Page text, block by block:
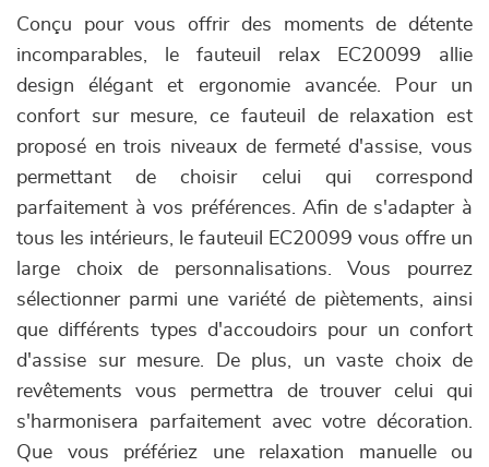
Conçu pour vous offrir des moments de détente
incomparables, le fauteuil relax EC20099 allie
design élégant et ergonomie avancée. Pour un
confort sur mesure, ce fauteuil de relaxation est
proposé en trois niveaux de fermeté d'assise, vous
permettant de choisir celui qui correspond
parfaitement à vos préférences. Afin de s'adapter à
tous les intérieurs, le fauteuil EC20099 vous offre un
large choix de personnalisations. Vous pourrez
sélectionner parmi une variété de piètements, ainsi
que différents types d'accoudoirs pour un confort
d'assise sur mesure. De plus, un vaste choix de
revêtements vous permettra de trouver celui qui
s'harmonisera parfaitement avec votre décoration.
Que vous préfériez une relaxation manuelle ou